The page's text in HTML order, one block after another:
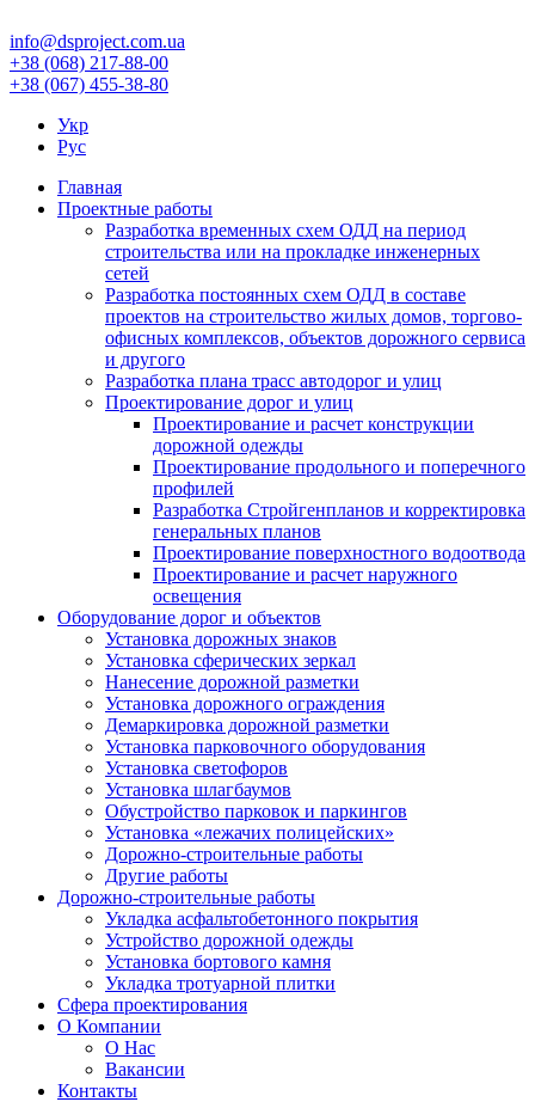
info@dsproject.com.ua
+38 (068) 217-88-00
+38 (067) 455-38-80
Укр
Рус
Главная
Проектные работы
Разработка временных схем ОДД на период
строительства или на прокладке инженерных
сетей
Разработка постоянных схем ОДД в составе
проектов на строительство жилых домов, торгово-
офисных комплексов, объектов дорожного сервиса
и другого
Разработка плана трасс автодорог и улиц
Проектирование дорог и улиц
Проектирование и расчет конструкции
дорожной одежды
Проектирование продольного и поперечного
профилей
Разработка Стройгенпланов и корректировка
генеральных планов
Проектирование поверхностного водоотвода
Проектирование и расчет наружного
освещения
Оборудование дорог и объектов
Установка дорожных знаков
Установка сферических зеркал
Нанесение дорожной разметки
Установка дорожного ограждения
Демаркировка дорожной разметки
Установка парковочного оборудования
Установка светофоров
Установка шлагбаумов
Обустройство парковок и паркингов
Установка «лежачих полицейских»
Дорожно-строительные работы
Другие работы
Дорожно-строительные работы
Укладка асфальтобетонного покрытия
Устройство дорожной одежды
Установка бортового камня
Укладка тротуарной плитки
Сфера проектирования
О Компании
О Нас
Вакансии
Контакты